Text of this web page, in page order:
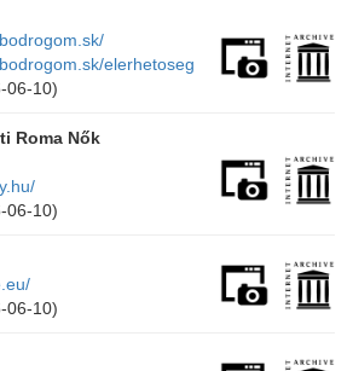
elerhetoseg
06-10)
Roma Nők
06-10)
06-10)